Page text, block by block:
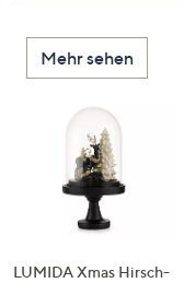
Mehr sehen
LUMIDA Xmas Hirsch-